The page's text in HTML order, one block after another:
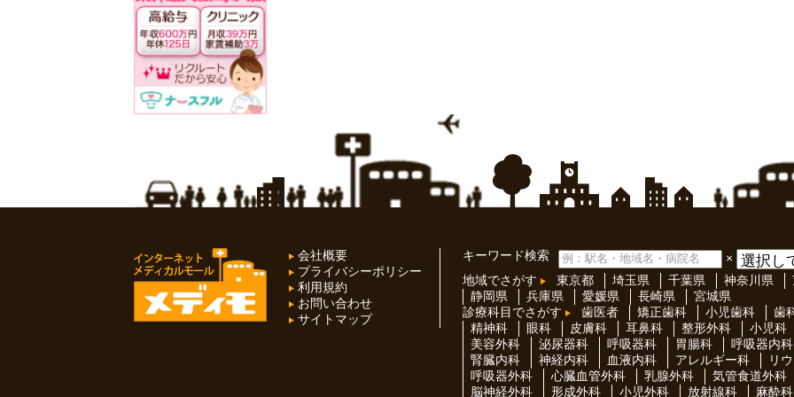
会社概要
プライバシーポリシー
利用規約
お問い合わせ
サイトマップ
キーワード検索
×
地域でさがす
東京都 埼玉県 千葉県 神奈川県
静岡県
兵庫県 愛媛県 長崎県
宮城県
診療科目でさがす
歯医者 矯正歯科 小児歯科
歯
精神科
眼科 皮膚科 耳鼻科 整形外科
小児科
美容外科
泌尿器科 呼吸器科 胃腸科
呼吸器内科
腎臓内科
神経内科 血液内科 アレルギー科
リ
呼吸器外科
心臓血管外科 乳腺外科
気管食道外科
脳神経外科
形成外科 小児外科 放射線科 麻酔科